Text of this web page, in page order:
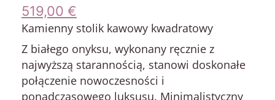
519,00 €
Kamienny stolik kawowy kwadratowy
Z białego onyksu, wykonany ręcznie z
najwyższą starannością, stanowi doskonałe
połączenie nowoczesności i
ponadczasowego luksusu. Minimalistyczny